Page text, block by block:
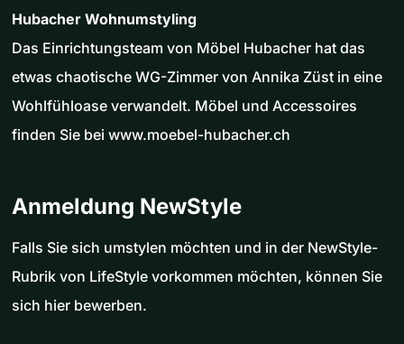
Hubacher Wohnumstyling
Das Einrichtungsteam von Möbel Hubacher hat das
etwas chaotische WG-Zimmer von Annika Züst in eine
Wohlfühloase verwandelt. Möbel und Accessoires
finden Sie bei www.moebel-hubacher.ch
Anmeldung NewStyle
Falls Sie sich umstylen möchten und in der NewStyle-
Rubrik von LifeStyle vorkommen möchten, können Sie
sich hier bewerben.